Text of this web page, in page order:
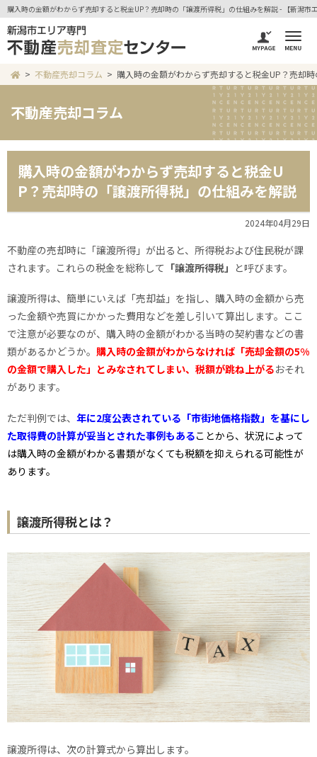
購入時の金額がわからず売却すると税金UP？売却時の「譲渡所得税」の仕組みを解説 - 【新潟
不動産売却コラム 購入時の金額がわからず売却すると税金UP？売却
不動産売却コラム
購入時の金額がわからず売却すると税金U
P？売却時の「譲渡所得税」の仕組みを解説
2024年04月29日
不動産の売却時に「譲渡所得」が出ると、所得税および住民税が課
されます。これらの税金を総称して 「譲渡所得税」 と呼びます。
譲渡所得は、簡単にいえば「売却益」を指し、購入時の金額から売
った金額や売買にかかった費用などを差し引いて算出します。ここ
で注意が必要なのが、購入時の金額がわかる当時の契約書などの書
類があるかどうか。 購入時の金額がわからなければ「売却金額の5%
の金額で購入した」とみなされてしまい、税額が跳ね上がるおそれ
があります。
ただ判例では、 年に2度公表されている「市街地価格指数」を基にし
た取得費の計算が妥当とされた事例もあることから、状況によって
は購入時の金額がわかる書類がなくても税額を抑えられる可能性が
あります。
譲渡所得税とは？
譲渡所得は、次の計算式から算出します。